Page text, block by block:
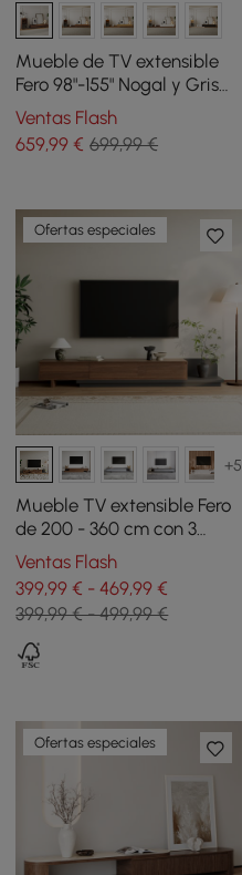
Mueble de TV extensible
Fero 98"-155" Nogal y Gris
con librería y luz LED
Ventas Flash
659,99 € 699,99 €
Ofertas especiales
+5
Mueble TV extensible Fero
de 200 - 360 cm con 3
cajones gris
Ventas Flash
399,99 € - 469,99 €
399,99 € - 499,99 €
Ofertas especiales